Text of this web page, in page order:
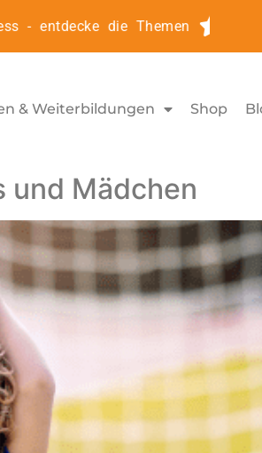
- entdecke die Themen
& Weiterbildungen Shop
und Mädchen